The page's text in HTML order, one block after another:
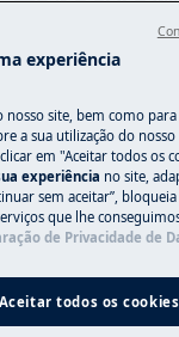
Precisa de
Não se
assistência
experiência
nosso site, bem como
a sua utilização do nosso
em "Aceitar todos os
experiência no site,
sem aceitar”,
que lhe
de Privacidade de
Aceitar todos os cookies